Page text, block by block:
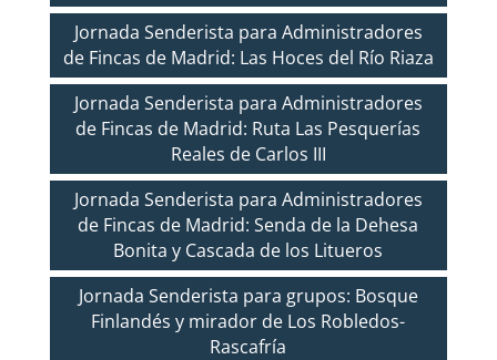
Jornada Senderista para Administradores
de Fincas de Madrid: Las Hoces del Río Riaza
Jornada Senderista para Administradores
de Fincas de Madrid: Ruta Las Pesquerías
Reales de Carlos III
Jornada Senderista para Administradores
de Fincas de Madrid: Senda de la Dehesa
Bonita y Cascada de los Litueros
Jornada Senderista para grupos: Bosque
Finlandés y mirador de Los Robledos-
Rascafría